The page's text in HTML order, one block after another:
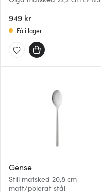
949 kr
Få i lager
Gense
Still matsked 20,8 cm
matt/polerat stål